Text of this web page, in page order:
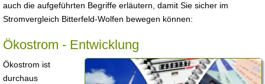
auch die aufgeführten Begriffe erläutern, damit Sie sicher im
Stromvergleich Bitterfeld-Wolfen bewegen können:
Ökostrom - Entwicklung
Ökostrom ist
durchaus